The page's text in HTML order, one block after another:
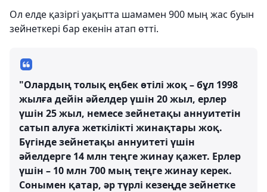
Ол елде қазіргі уақытта шамамен 900 мың жас буын
зейнеткері бар екенін атап өтті.
"Олардың толық еңбек өтілі жоқ – бұл 1998
жылға дейін әйелдер үшін 20 жыл, ерлер
үшін 25 жыл, немесе зейнетақы аннуитетін
сатып алуға жеткілікті жинақтары жоқ.
Бүгінде зейнетақы аннуитеті үшін
әйелдерге 14 млн теңге жинау қажет. Ерлер
үшін – 10 млн 700 мың теңге жинау керек.
Сонымен қатар, әр түрлі кезеңде зейнетке